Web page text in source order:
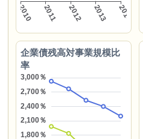
企業債残高対事業規模比
率